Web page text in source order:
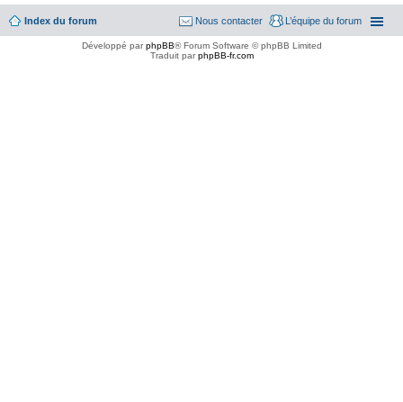
Index du forum L’équipe du forum
Nous contacter
Développé parphpBB® Forum Software © phpBB Limited
Traduit parphpBB-fr.com